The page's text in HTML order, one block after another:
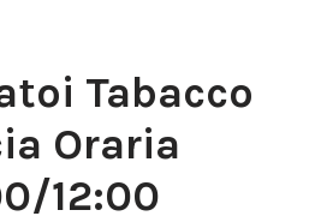
Tabacco
Oraria
12:00